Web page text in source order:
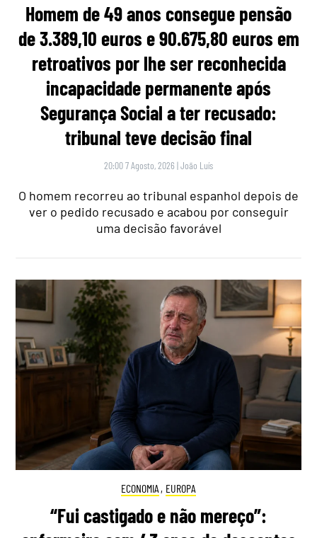
Homem de 49 anos consegue pensão
de 3.389,10 euros e 90.675,80 euros em
retroativos por lhe ser reconhecida
incapacidade permanente após
Segurança Social a ter recusado:
tribunal teve decisão final
20:00 7 Agosto, 2026 |João Luís
O homem recorreu ao tribunal espanhol depois de
ver o pedido recusado e acabou por conseguir
uma decisão favorável
ECONOMIA , EUROPA
“Fui castigado e não mereço”: